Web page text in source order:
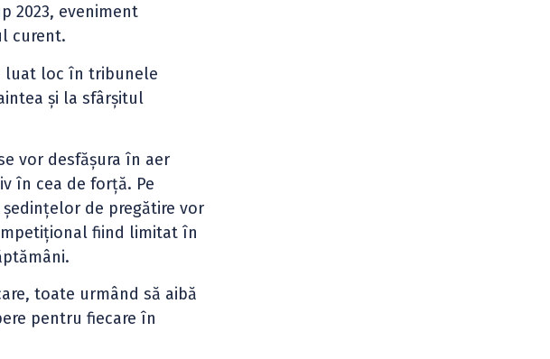
2023, eveniment
curent.
luat loc în tribunele
și la sfârșitul
vor desfășura în aer
în cea de forță. Pe
de pregătire vor
fiind limitat în
toate urmând să aibă
pentru fiecare în